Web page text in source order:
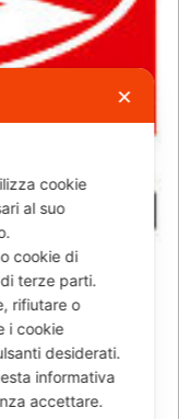
4T
400-450-520.
✕
cookie
al suo
cookie di
terze parti.
rifiutare o
i cookie
desiderati.
informativa
accettare.